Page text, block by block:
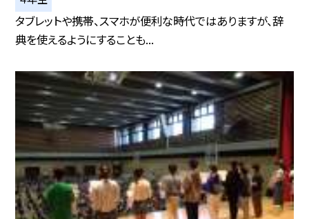
タブレットや携帯、スマホが便利な時代ではありますが、辞
典を使えるようにすることも...